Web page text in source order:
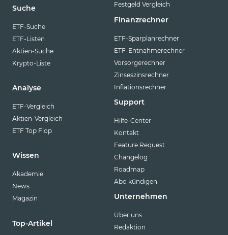
Suche
ETF-Suche
ETF-Listen
Aktien-Suche
Krypto-Liste
Analyse
ETF-Vergleich
Aktien-Vergleich
ETF Top Flop
Wissen
Akademie
News
Magazin
Top-Artikel
Festgeld Vergleich
Finanzrechner
ETF-Sparplanrechner
ETF-Entnahmerechner
Vorsorgerechner
Zinseszinsrechner
Inflationsrechner
Support
Hilfe-Center
Kontakt
Feature Request
Changelog
Roadmap
Abo kündigen
Unternehmen
Über uns
Redaktion